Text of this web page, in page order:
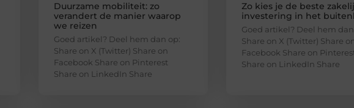
Duurzame mobiliteit: zo
verandert de manier waarop
we reizen
Goed artikel? Deel hem dan op:
Share on X (Twitter) Share on
Facebook Share on Pinterest
Share on LinkedIn Share
Zo kies je de beste
investering in het
Goed artikel? Deel hem
Share on X (Twitter) Share
Facebook Share on
Share on LinkedIn Share